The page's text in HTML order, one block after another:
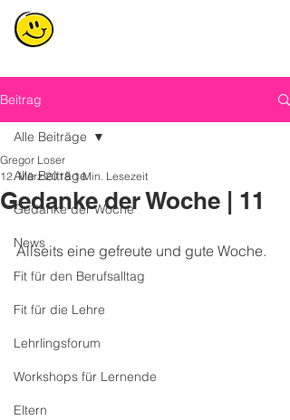
Beitrag
Alle Beiträge
Gedanke der Woche
News
Fit für den Berufsalltag
Fit für die Lehre
Lehrlingsforum
Workshops für Lernende
Eltern
Alle Beiträge
Gedanke der Woche | 11
Gregor Loser
12. März 2018 1 Min. Lesezeit
Allseits eine gefreute und gute Woche.